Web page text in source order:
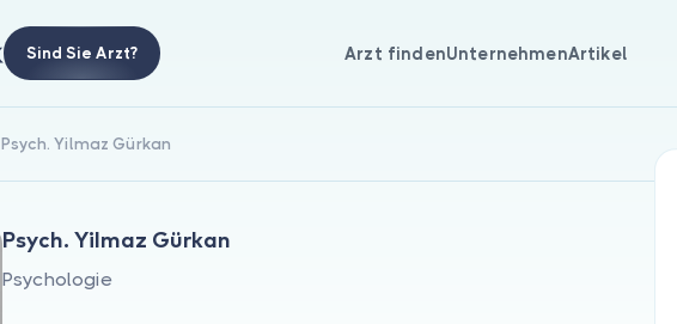
Sind Sie Arzt? Arzt findenUnternehmenArtikel
Psych. Yilmaz Gürkan
Psych. Yilmaz Gürkan
Psychologie